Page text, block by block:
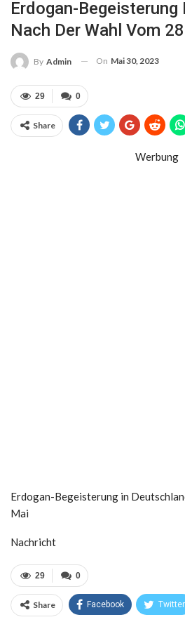
Erdogan-Begeisterung
Nach Der Wahl Vom
By Admin On Mai 30, 2023
0
29
Share
Werbung
Erdogan-Begeisterung in
Mai
Nachricht
0
29
Share Facebook Twitter